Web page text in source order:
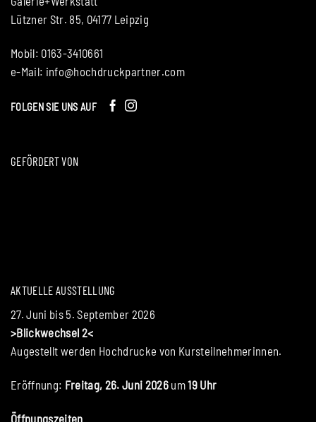
Lützner Str. 85, 04177 Leipzig
Mobil: 0163-3410661
e-Mail: info@hochdruckpartner.com
FOLGEN SIE UNS AUF
GEFÖRDERT VON
AKTUELLE AUSSTELLUNG
27. Juni bis 5. September 2026
>Blickwechsel 2<
Augestellt werden Hochdrucke von Kursteilnehmerinnen.
Eröffnung: Freitag, 26. Juni 2026 um19 Uhr
Öffnungszeiten